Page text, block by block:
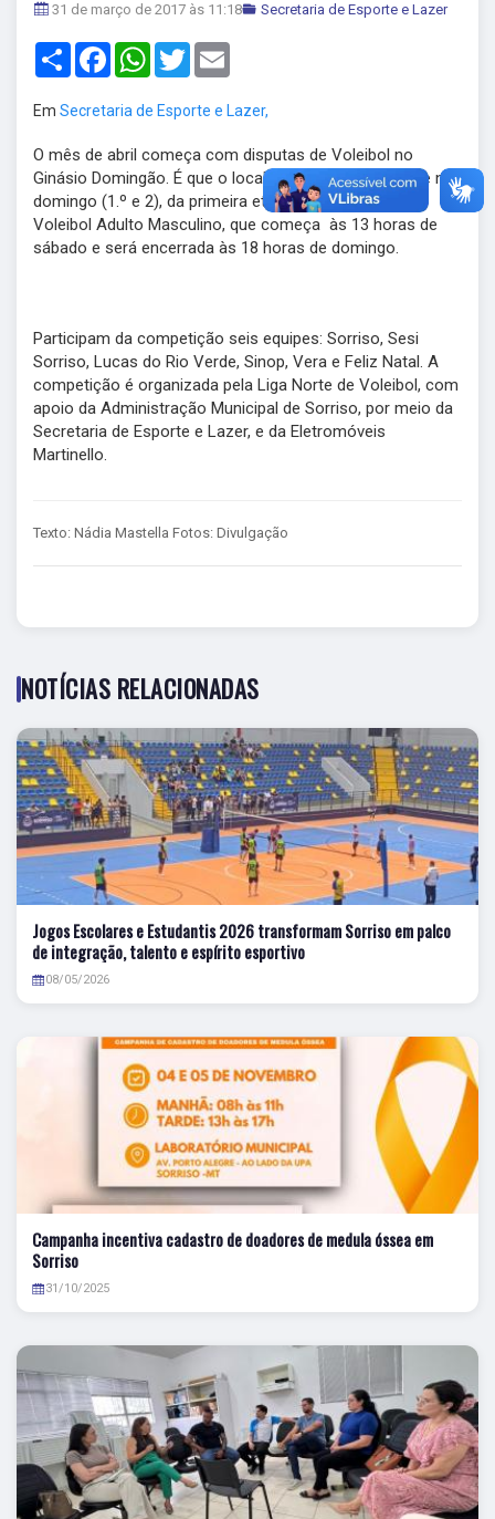
31 de março de 2017 às 11:18 Secretaria de Esporte e Lazer
Share FacebookWhatsApp
Twitter
Em Secretaria de Esporte e Lazer,
O mês de abril começa com disputas de Voleibol no
Ginásio Domingão. É que o local é a sede, no sábado e no
domingo (1.º e 2), da primeira etapa da Liga Norte de
Voleibol Adulto Masculino, que começa às 13 horas de
sábado e será encerrada às 18 horas de domingo.
Participam da competição seis equipes: Sorriso, Sesi
Sorriso, Lucas do Rio Verde, Sinop, Vera e Feliz Natal. A
competição é organizada pela Liga Norte de Voleibol, com
apoio da Administração Municipal de Sorriso, por meio da
Secretaria de Esporte e Lazer, e da Eletromóveis
Martinello.
Texto: Nádia Mastella Fotos: Divulgação
NOTÍCIAS RELACIONADAS
Jogos Escolares e Estudantis 2026 transformam Sorriso em palco
de integração, talento e espírito esportivo
08/05/2026
Campanha incentiva cadastro de doadores de medula óssea em
Sorriso
31/10/2025